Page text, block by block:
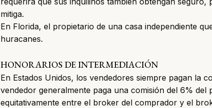
mitiga.
En Florida, el propietario de una casa independiente
huracanes.
HONORARIOS DE INTERMEDIACIÓN
En Estados Unidos, los vendedores siempre pagan la
vendedor generalmente paga una comisión del 6% del
equitativamente entre el broker del comprador y el